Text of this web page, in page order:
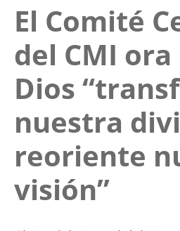
El Comité
del CMI
Dios
nuestra
reoriente
visión”